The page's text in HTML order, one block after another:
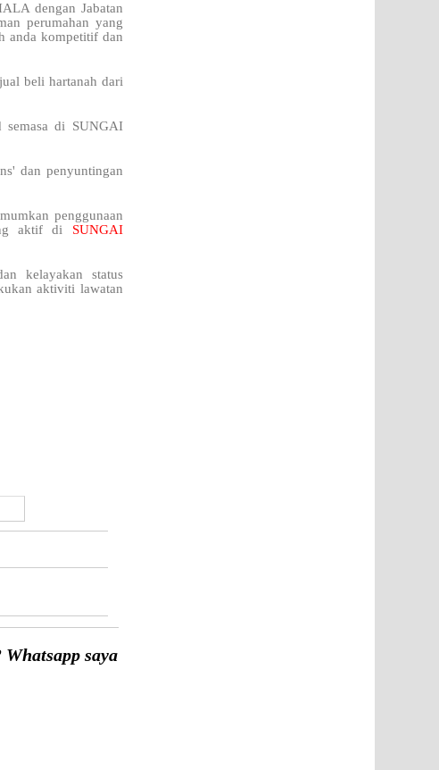
dengan Jabatan
perumahan yang
anda kompetitif dan
beli hartanah dari
semasa di SUNGAI
dan penyuntingan
penggunaan
aktif di SUNGAI
kelayakan status
aktiviti lawatan
saya